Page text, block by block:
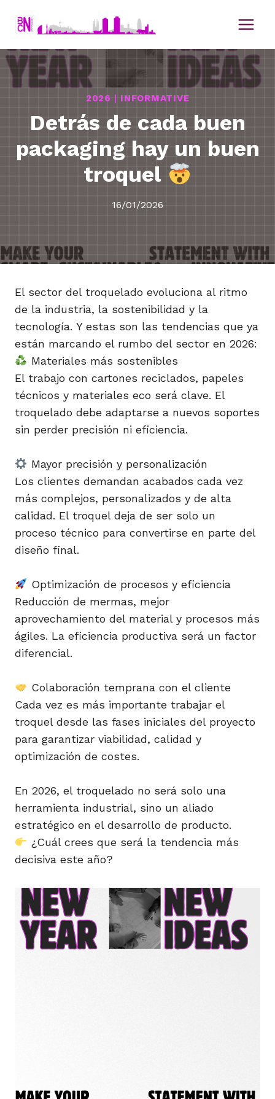
2026 | INFORMATIVE
Detrás de cada buen
packaging hay un buen
troquel
16/01/2026
El sector del troquelado evoluciona al ritmo
de la industria, la sostenibilidad y la
tecnología. Y estas son las tendencias que ya
están marcando el rumbo del sector en 2026:
Materiales más sostenibles
El trabajo con cartones reciclados, papeles
técnicos y materiales eco será clave. El
troquelado debe adaptarse a nuevos soportes
sin perder precisión ni eficiencia.
Mayor precisión y personalización
Los clientes demandan acabados cada vez
más complejos, personalizados y de alta
calidad. El troquel deja de ser solo un
proceso técnico para convertirse en parte del
diseño final.
Optimización de procesos y eficiencia
Reducción de mermas, mejor
aprovechamiento del material y procesos más
ágiles. La eficiencia productiva será un factor
diferencial.
Colaboración temprana con el cliente
Cada vez es más importante trabajar el
troquel desde las fases iniciales del proyecto
para garantizar viabilidad, calidad y
optimización de costes.
En 2026, el troquelado no será solo una
herramienta industrial, sino un aliado
estratégico en el desarrollo de producto.
¿Cuál crees que será la tendencia más
decisiva este año?